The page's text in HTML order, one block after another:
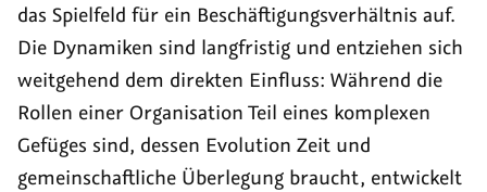
das Spielfeld für ein Beschäftigungsverhältnis auf.
Die Dynamiken sind langfristig und entziehen sich
weitgehend dem direkten Einfluss: Während die
Rollen einer Organisation Teil eines komplexen
Gefüges sind, dessen Evolution Zeit und
gemeinschaftliche Überlegung braucht, entwickelt